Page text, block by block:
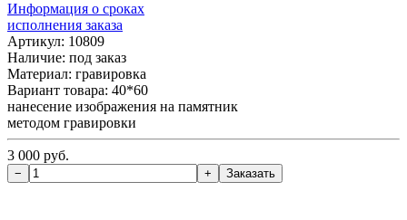
Информация о сроках
исполнения заказа
Артикул: 10809
Наличие: под заказ
Материал: гравировка
Вариант товара: 40*60
нанесение изображения на памятник
методом гравировки
3 000 руб.